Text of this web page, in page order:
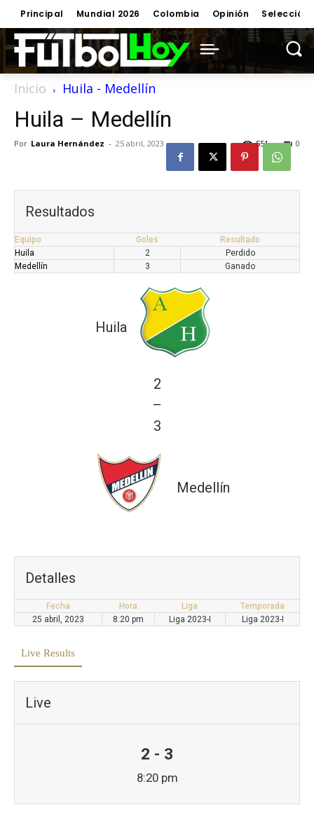
Principal Mundial 2026 Colombia Opinión Selección
Inicio Huila - Medellín
Huila – Medellín
Por Laura Hernández - 25 abril, 2023 0
551
Resultados
Equipo Goles
Resultado
Huila
2
Perdido
Medellín
3 Ganado
Huila
2
—
3
Medellín
Detalles
Fecha Hora Liga
Temporada
25 abril, 2023
8:20 pm Liga 2023-I Liga 2023-I
Live Results
Live
2 - 3
8:20 pm